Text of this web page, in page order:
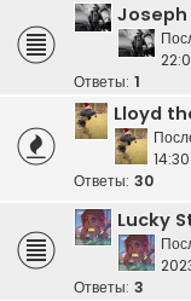
Joseph
Ответы: 1
Lloyd
14:30
Ответы: 30
Lucky
Ответы: 3